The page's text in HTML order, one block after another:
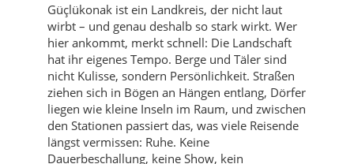
Güçlükonak ist ein Landkreis, der nicht laut
wirbt – und genau deshalb so stark wirkt. Wer
hier ankommt, merkt schnell: Die Landschaft
hat ihr eigenes Tempo. Berge und Täler sind
nicht Kulisse, sondern Persönlichkeit. Straßen
ziehen sich in Bögen an Hängen entlang, Dörfer
liegen wie kleine Inseln im Raum, und zwischen
den Stationen passiert das, was viele Reisende
längst vermissen: Ruhe. Keine
Dauerbeschallung, keine Show, kein